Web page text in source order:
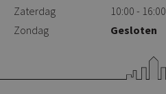
Zaterdag
10:00 - 16:00
Zondag
Gesloten